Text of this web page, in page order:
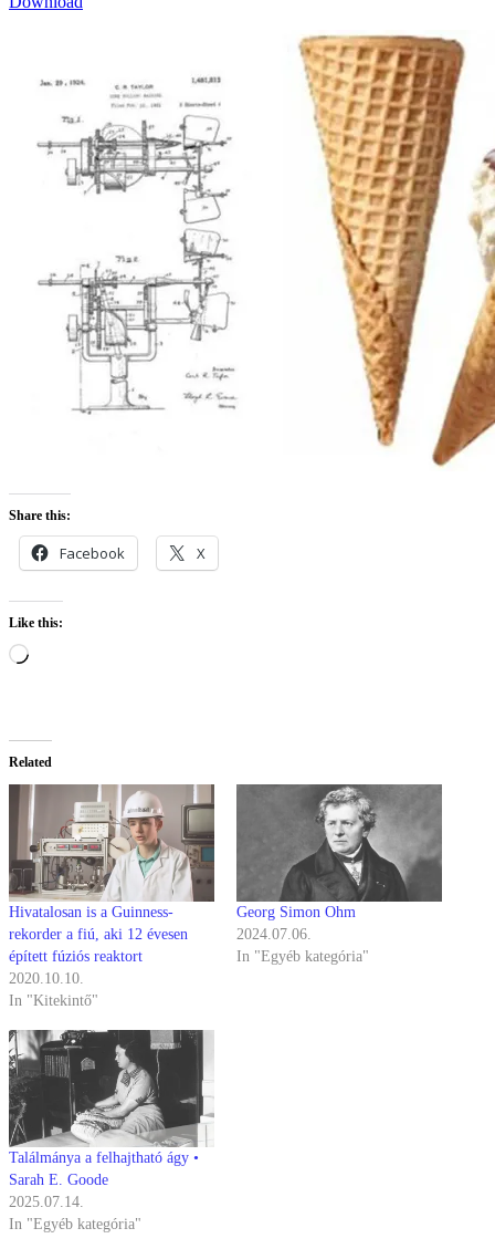
Share this:
Facebook X
Like this:
Loading…
Related
Hivatalosan is a Guinness-
rekorder a fiú, aki 12 évesen
épített fúziós reaktort
2020.10.10.
In "Kitekintő"
Georg Simon Ohm
2024.07.06.
In "Egyéb kategória"
Találmánya a felhajtható ágy •
Sarah E. Goode
2025.07.14.
In "Egyéb kategória"